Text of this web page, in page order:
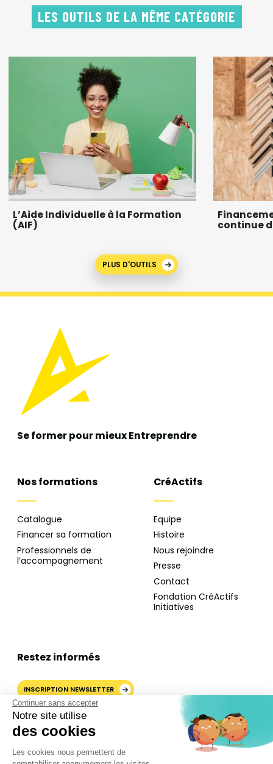
Continuer sans accepter
Notre site utilise
des cookies
Les cookies nous permettent de
LES OUTILS DE LA MÊME CATÉGORIE
L’Aide Individuelle à la Formation
(AIF)
continue
PLUS D'OUTILS
Se former pour mieuxEntreprendre
Nos formations
Catalogue
Financer sa formation
Professionnels de
l’accompagnement
CréActifs
Equipe
Histoire
Nous rejoindre
Presse
Contact
Fondation CréActifs
Initiatives
Restez informés
INSCRIPTION NEWSLETTER
AJOUTER CRÉACTIFS COMME
SOURCE PRÉFÉRÉE SUR